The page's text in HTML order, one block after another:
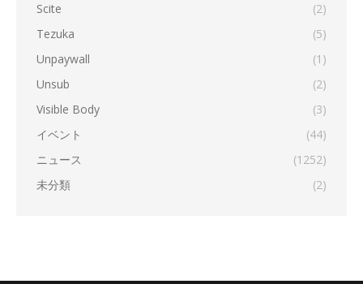
Scite
(2)
Tezuka
(5)
Unpaywall
(1)
Unsub
(2)
Visible Body
(3)
イベント
(44)
ニュース
(1252)
未分類
(2)